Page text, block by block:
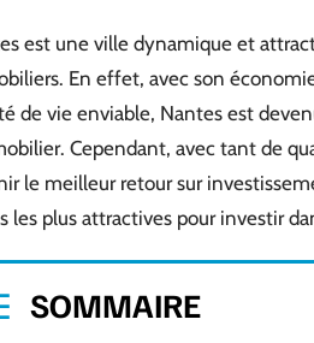
est une ville dynamique et
En effet, avec son
de vie enviable, Nantes est
Cependant, avec tant de
le meilleur retour sur
les plus attractives pour investir
SOMMAIRE